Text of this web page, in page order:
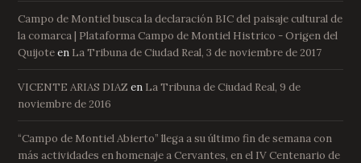
Campo de Montiel busca la declaración BIC del paisaje cultural de
la comarca | Plataforma Campo de Montiel Histrico - Origen del
Quijoteen La Tribuna de Ciudad Real, 3 de noviembre de 2017
VICENTE ARIAS DIAZ en La Tribuna de Ciudad Real, 9 de
noviembre de 2016
“Campo de Montiel Abierto” llega a su último fin de semana con
más actividades en homenaje a Cervantes, en el IV Centenario de